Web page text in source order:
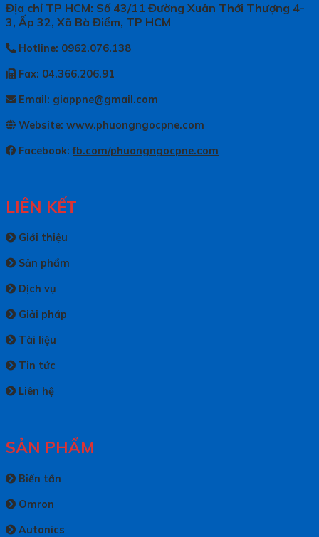
Địa chỉ TP HCM: Số 43/11 Đường Xuân Thới Thượng 4-
3, Ấp 32, Xã Bà Điểm, TP HCM
Hotline: 0962.076.138
Fax: 04.366.206.91
Email: giappne@gmail.com
Website: www.phuongngocpne.com
Facebook:fb.com/phuongngocpne.com
LIÊN KẾT
Giới thiệu
Sản phẩm
Dịch vụ
Giải pháp
Tài liệu
Tin tức
Liên hệ
SẢN PHẨM
Biến tần
Omron
Autonics